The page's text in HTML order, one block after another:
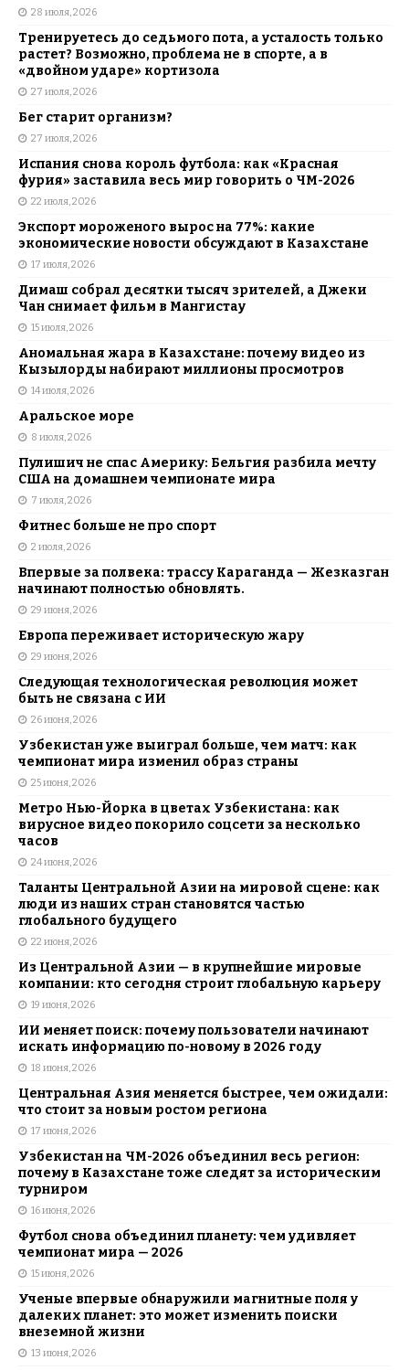
28 июля, 2026
Тренируетесь до седьмого пота, а усталость только
растет? Возможно, проблема не в спорте, а в
«двойном ударе» кортизола
27 июля, 2026
Бег старит организм?
27 июля, 2026
Испания снова король футбола: как «Красная
фурия» заставила весь мир говорить о ЧМ-2026
22 июля, 2026
Экспорт мороженого вырос на 77%: какие
экономические новости обсуждают в Казахстане
17 июля, 2026
Димаш собрал десятки тысяч зрителей, а Джеки
Чан снимает фильм в Мангистау
15 июля, 2026
Аномальная жара в Казахстане: почему видео из
Кызылорды набирают миллионы просмотров
14 июля, 2026
Аральское море
8 июля, 2026
Пулишич не спас Америку: Бельгия разбила мечту
США на домашнем чемпионате мира
7 июля, 2026
Фитнес больше не про спорт
2 июля, 2026
Впервые за полвека: трассу Караганда — Жезказган
начинают полностью обновлять.
29 июня, 2026
Европа переживает историческую жару
29 июня, 2026
Следующая технологическая революция может
быть не связана с ИИ
26 июня, 2026
Узбекистан уже выиграл больше, чем матч: как
чемпионат мира изменил образ страны
25 июня, 2026
Метро Нью-Йорка в цветах Узбекистана: как
вирусное видео покорило соцсети за несколько
часов
24 июня, 2026
Таланты Центральной Азии на мировой сцене: как
люди из наших стран становятся частью
глобального будущего
22 июня, 2026
Из Центральной Азии — в крупнейшие мировые
компании: кто сегодня строит глобальную карьеру
19 июня, 2026
ИИ меняет поиск: почему пользователи начинают
искать информацию по-новому в 2026 году
18 июня, 2026
Центральная Азия меняется быстрее, чем ожидали:
что стоит за новым ростом региона
17 июня, 2026
Узбекистан на ЧМ-2026 объединил весь регион:
почему в Казахстане тоже следят за историческим
турниром
16 июня, 2026
Футбол снова объединил планету: чем удивляет
чемпионат мира — 2026
15 июня, 2026
Ученые впервые обнаружили магнитные поля у
далеких планет: это может изменить поиски
внеземной жизни
13 июня, 2026